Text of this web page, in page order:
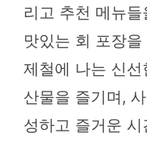
리고 추천 메뉴
맛있는 회 포장
제철에 나는 신
산물을 즐기며,
성하고 즐거운